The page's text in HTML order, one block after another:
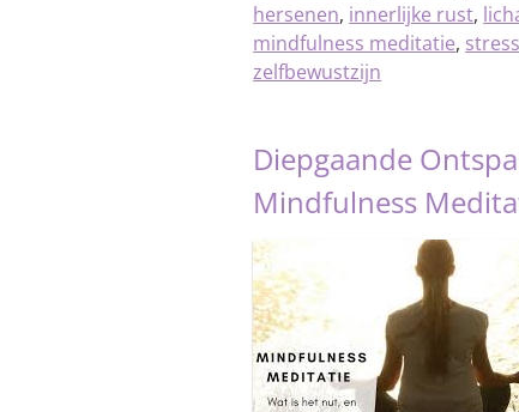
hersenen, innerlijke rust,
mindfulness meditatie, stress
zelfbewustzijn
Diepgaande
Mindfulness